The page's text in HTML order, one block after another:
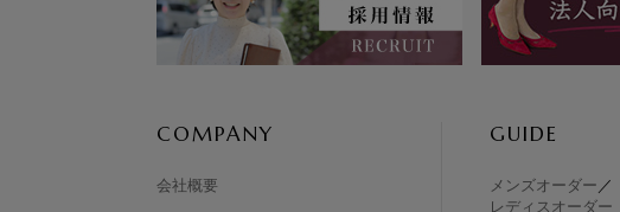
COMPANY
会社概要
GUIDE
メンズオーダー ／
レディスオーダー